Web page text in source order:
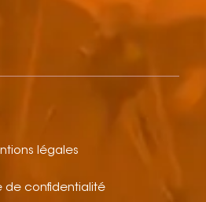
légales
de confidentialité